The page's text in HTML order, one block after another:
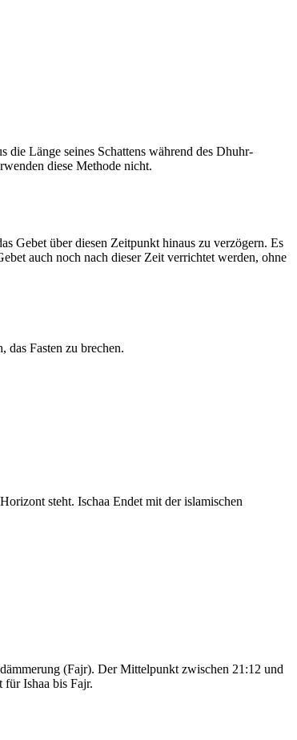
Länge seines Schattens während des Dhuhr-
diese Methode nicht.
Gebet über diesen Zeitpunkt hinaus zu verzögern. Es
auch noch nach dieser Zeit verrichtet werden, ohne
das Fasten zu brechen.
steht. Ischaa Endet mit der islamischen
(Fajr). Der Mittelpunkt zwischen 21:12 und
für Ishaa bis Fajr.